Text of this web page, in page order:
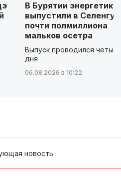
В Бурятии энергетики
выпустили в Селенгу
почти полмиллиона
мальков осетра
Выпуск проводился
дня
06.08.2026 в 10:22
новость